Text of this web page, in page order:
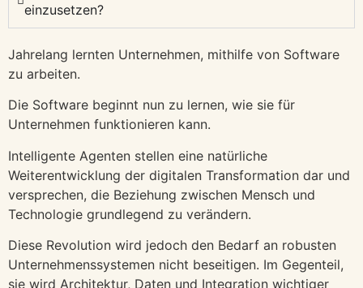
einzusetzen?
Jahrelang lernten Unternehmen, mithilfe von Software
zu arbeiten.
Die Software beginnt nun zu lernen, wie sie für
Unternehmen funktionieren kann.
Intelligente Agenten stellen eine natürliche
Weiterentwicklung der digitalen Transformation dar und
versprechen, die Beziehung zwischen Mensch und
Technologie grundlegend zu verändern.
Diese Revolution wird jedoch den Bedarf an robusten
Unternehmenssystemen nicht beseitigen. Im Gegenteil,
sie wird Architektur, Daten und Integration wichtiger